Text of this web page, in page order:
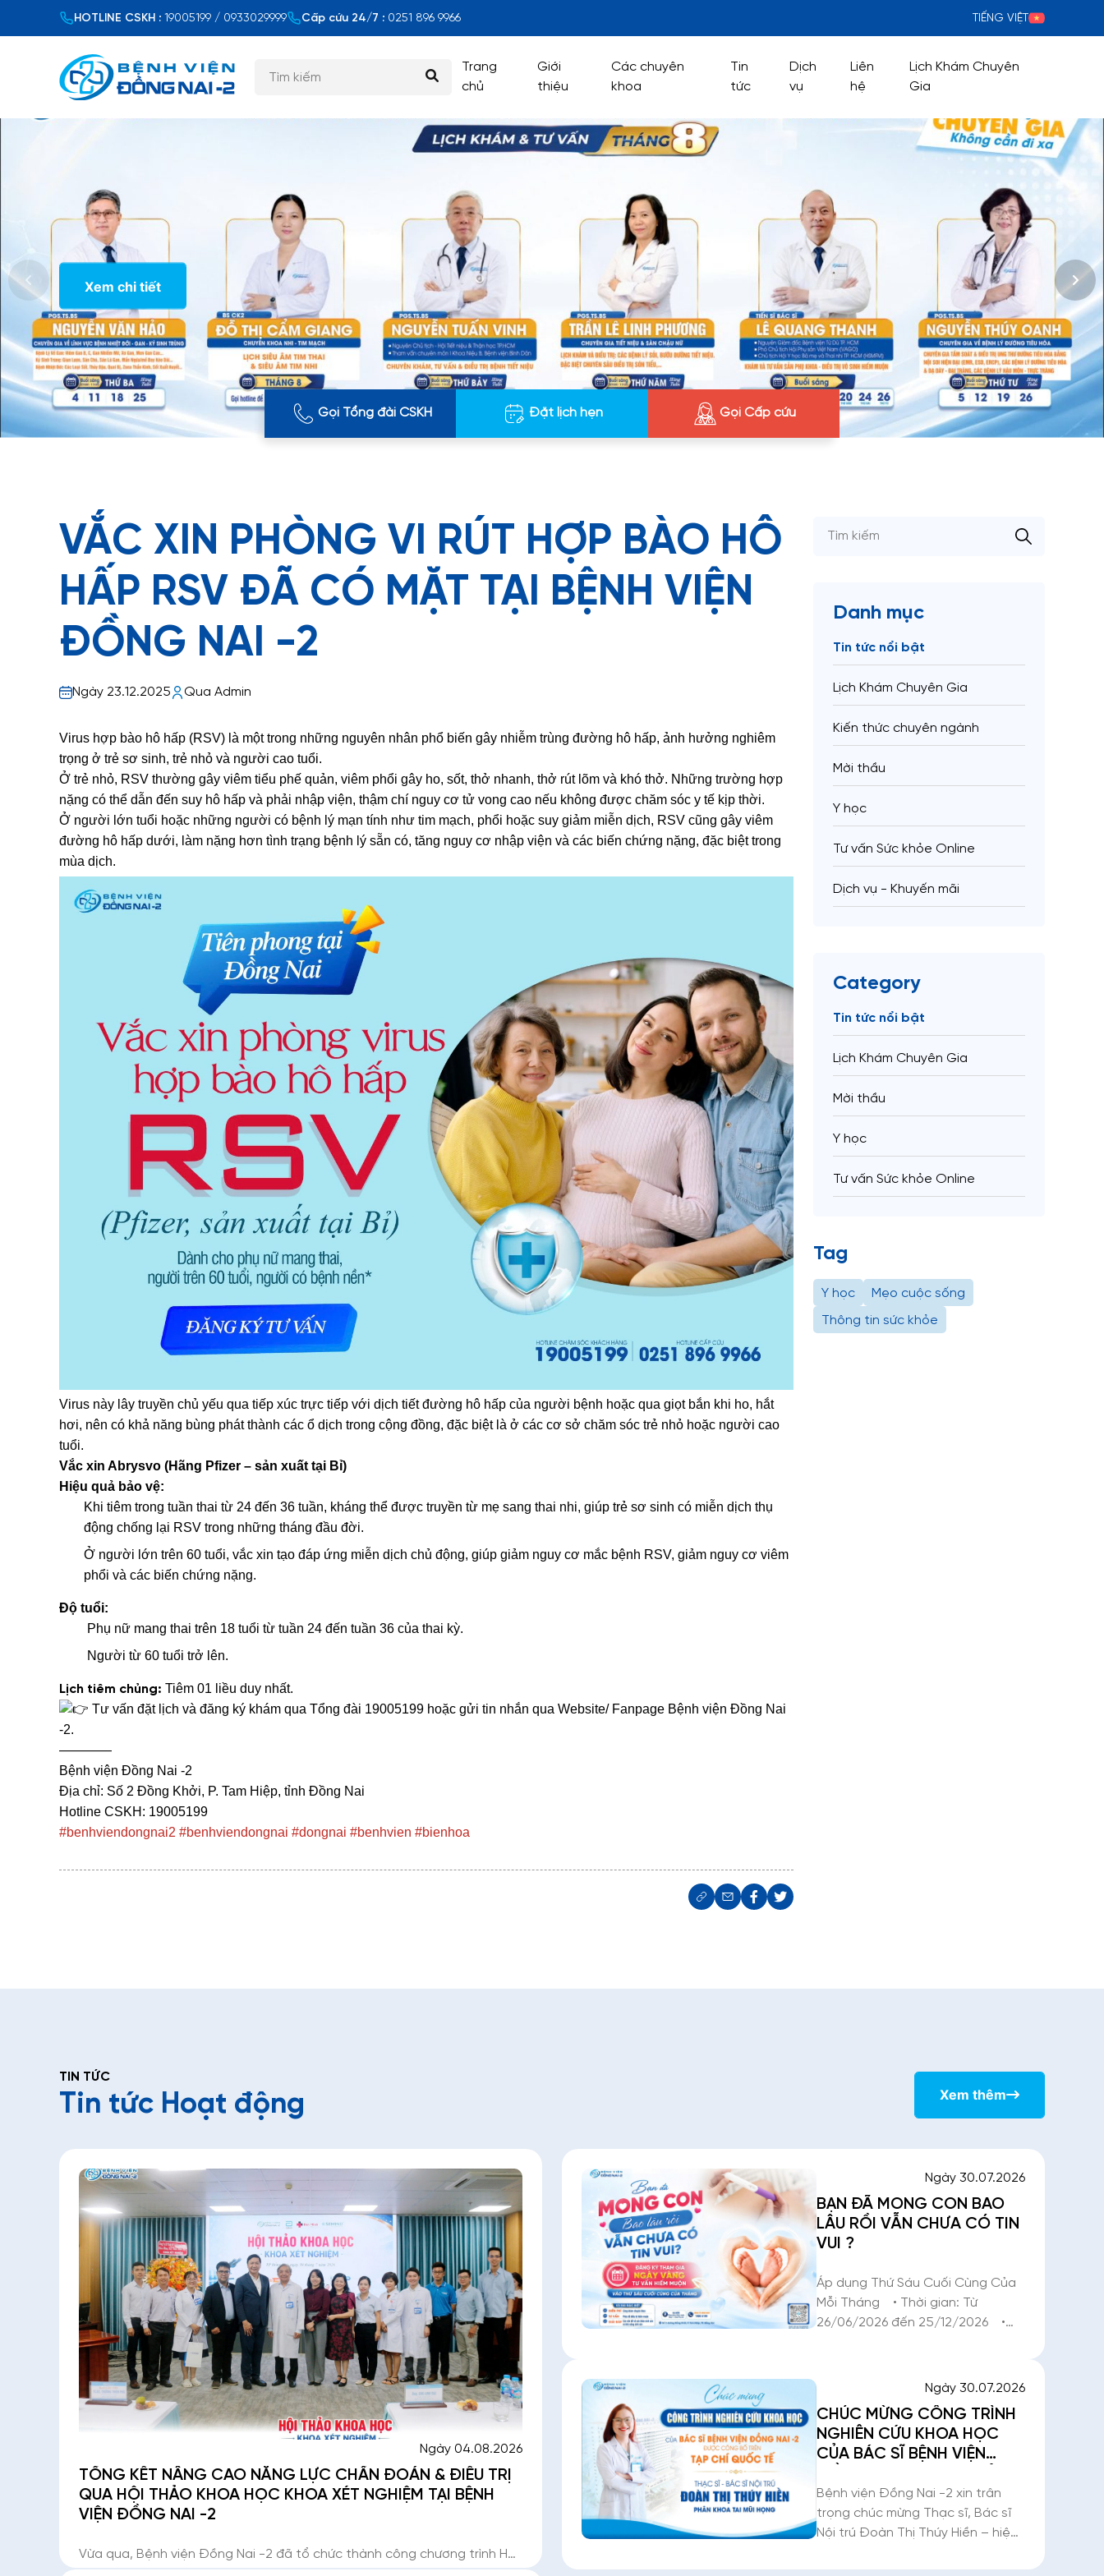
HOTLINE CSKH : 19005199 / 0933029999 Cấp cứu 24/7 : 0251 896 9966 TIẾNG VIỆT
Trang
chủ
Giới
thiệu
Các chuyên
khoa
Tin
tức
Dịch
vụ
Liên
hệ
Lịch Khám Chuyên
Gia
Xem chi tiết
Gọi Tổng đài CSKH Đặt lịch hẹn Gọi Cấp cứu
VẮC XIN PHÒNG VI RÚT HỢP BÀO HÔ
HẤP RSV ĐÃ CÓ MẶT TẠI BỆNH VIỆN
ĐỒNG NAI -2
Ngày 23.12.2025 Qua Admin
Virus hợp bào hô hấp (RSV) là một trong những nguyên nhân phổ biến gây nhiễm trùng đường hô hấp, ảnh hưởng nghiêm
trọng ở trẻ sơ sinh, trẻ nhỏ và người cao tuổi.
Ở trẻ nhỏ, RSV thường gây viêm tiểu phế quản, viêm phổi gây ho, sốt, thở nhanh, thở rút lõm và khó thở. Những trường hợp
nặng có thể dẫn đến suy hô hấp và phải nhập viện, thậm chí nguy cơ tử vong cao nếu không được chăm sóc y tế kịp thời.
Ở người lớn tuổi hoặc những người có bệnh lý mạn tính như tim mạch, phổi hoặc suy giảm miễn dịch, RSV cũng gây viêm
đường hô hấp dưới, làm nặng hơn tình trạng bệnh lý sẵn có, tăng nguy cơ nhập viện và các biến chứng nặng, đặc biệt trong
mùa dịch.
Virus này lây truyền chủ yếu qua tiếp xúc trực tiếp với dịch tiết đường hô hấp của người bệnh hoặc qua giọt bắn khi ho, hắt
hơi, nên có khả năng bùng phát thành các ổ dịch trong cộng đồng, đặc biệt là ở các cơ sở chăm sóc trẻ nhỏ hoặc người cao
tuổi.
Vắc xin Abrysvo (Hãng Pfizer – sản xuất tại Bỉ)
Hiệu quả bảo vệ:
Khi tiêm trong tuần thai từ 24 đến 36 tuần, kháng thể được truyền từ mẹ sang thai nhi, giúp trẻ sơ sinh có miễn dịch thụ
động chống lại RSV trong những tháng đầu đời.
Ở người lớn trên 60 tuổi, vắc xin tạo đáp ứng miễn dịch chủ động, giúp giảm nguy cơ mắc bệnh RSV, giảm nguy cơ viêm
phổi và các biến chứng nặng.
Độ tuổi:
Phụ nữ mang thai trên 18 tuổi từ tuần 24 đến tuần 36 của thai kỳ.
Người từ 60 tuổi trở lên.
Lịch tiêm chủng: Tiêm 01 liều duy nhất.
Tư vấn đặt lịch và đăng ký khám qua Tổng đài 19005199 hoặc gửi tin nhắn qua Website/ Fanpage Bệnh viện Đồng Nai
-2.
————
Bệnh viện Đồng Nai -2
Địa chỉ: Số 2 Đồng Khởi, P. Tam Hiệp, tỉnh Đồng Nai
Hotline CSKH: 19005199
#benhviendongnai2 #benhviendongnai #dongnai #benhvien #bienhoa
Danh mục
Tin tức nổi bật
Lịch Khám Chuyên Gia
Kiến thức chuyên ngành
Mời thầu
Y học
Tư vấn Sức khỏe Online
Dịch vụ - Khuyến mãi
Category
Tin tức nổi bật
Lịch Khám Chuyên Gia
Mời thầu
Y học
Tư vấn Sức khỏe Online
Tag
Y học
Mẹo cuộc sống
Thông tin sức khỏe
TIN TỨC
Tin tức Hoạt động Xem thêm
Ngày 04.08.2026
TỔNG KẾT NÂNG CAO NĂNG LỰC CHẨN ĐOÁN & ĐIỀU TRỊ
QUA HỘI THẢO KHOA HỌC KHOA XÉT NGHIỆM TẠI BỆNH
VIỆN ĐỒNG NAI -2
Vừa qua, Bệnh viện Đồng Nai -2 đã tổ chức thành công chương trình Hội
Ngày 30.07.2026
BẠN ĐÃ MONG CON BAO
LÂU RỒI VẪN CHƯA CÓ TIN
VUI ?
Áp dụng Thứ Sáu Cuối Cùng Của
Mỗi Tháng • Thời gian: Từ
26/06/2026 đến 25/12/2026 •
Đồng Nai -2 Có những mong chờ
Ngày 30.07.2026
CHÚC MỪNG CÔNG TRÌNH
NGHIÊN CỨU KHOA HỌC
CỦA BÁC SĨ BỆNH VIỆN
BỐ TRÊN TẠP CHÍ QUỐC TẾ
Bệnh viện Đồng Nai -2 xin trân
trọng chúc mừng Thạc sĩ, Bác sĩ
Nội trú Đoàn Thị Thúy Hiền – hiện
Họng, Bệnh viện Đồng Nai -2 cùng